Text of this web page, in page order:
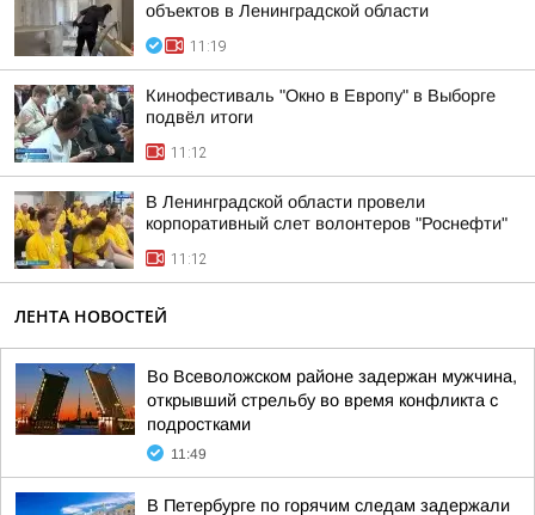
объектов в Ленинградской области
11:19
Кинофестиваль "Окно в Европу" в Выборге
подвёл итоги
11:12
В Ленинградской области провели
корпоративный слет волонтеров "Роснефти"
11:12
ЛЕНТА НОВОСТЕЙ
Во Всеволожском районе задержан мужчина,
открывший стрельбу во время конфликта с
подростками
11:49
В Петербурге по горячим следам задержали